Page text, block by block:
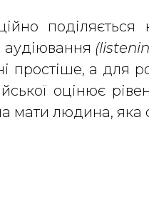
аудіювання
простіше, а для
оцінює
людина, яка